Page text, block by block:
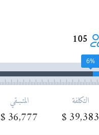
105
6%
التكلفة
39,383
$
المتـبـقي
36,777
$